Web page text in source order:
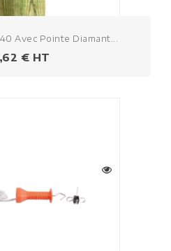
Avec Pointe Diamant...
€ HT